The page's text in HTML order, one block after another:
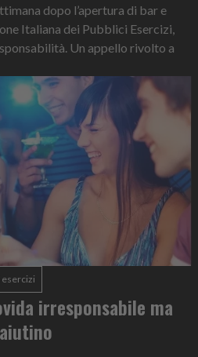
dopo l’apertura di bar e
Italiana dei Pubblici Esercizi,
Un appello rivolto a
esercizi
irresponsabile ma